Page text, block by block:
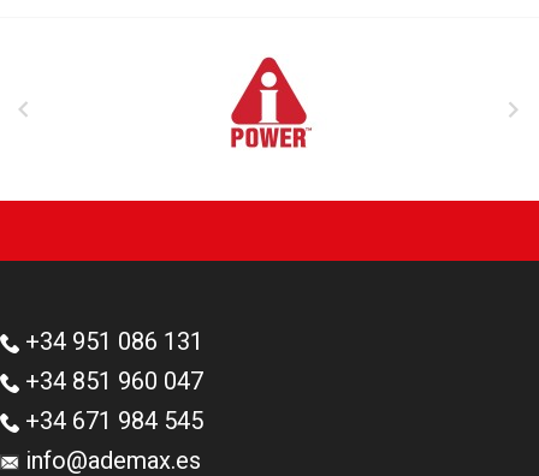
 
+34 951 086 131
+34 851 960 047
+34 671 984 545
info@ademax.es